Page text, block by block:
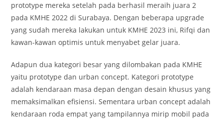
prototype mereka setelah pada berhasil meraih juara 2
pada KMHE 2022 di Surabaya. Dengan beberapa upgrade
yang sudah mereka lakukan untuk KMHE 2023 ini, Rifqi dan
kawan-kawan optimis untuk menyabet gelar juara.
Adapun dua kategori besar yang dilombakan pada KMHE
yaitu prototype dan urban concept. Kategori prototype
adalah kendaraan masa depan dengan desain khusus yang
memaksimalkan efisiensi. Sementara urban concept adalah
kendaraan roda empat yang tampilannya mirip mobil pada